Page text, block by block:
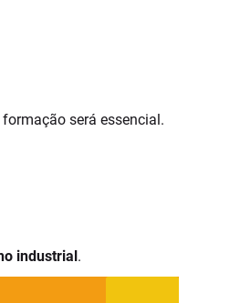
será essencial.
industrial.